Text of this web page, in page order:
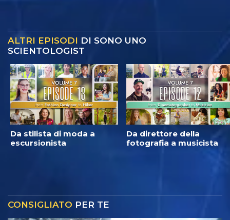
ALTRI EPISODI DI SONO UNO
SCIENTOLOGIST
Da stilista di moda a
escursionista
Da direttore della
fotografia a musicista
CONSIGLIATO PER TE